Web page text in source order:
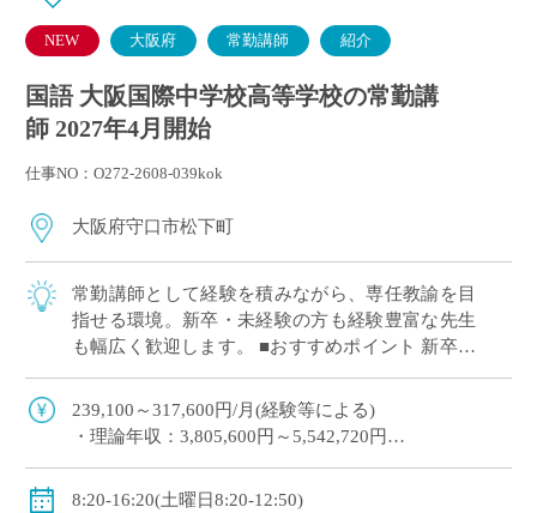
NEW 大阪府 常勤講師 紹介
国語 大阪国際中学校高等学校の常勤講
師 2027年4月開始
仕事NO：O272-2608-039kok
大阪府守口市松下町
常勤講師として経験を積みながら、専任教諭を目
指せる環境。新卒・未経験の方も経験豊富な先生
も幅広く歓迎します。 ■おすすめポイント 新卒・
安に専任教諭への登用チャンスあり 京 […]
239,100～317,600円/月(経験等による)
・理論年収：3,805,600円～5,542,720円
◇手当：各種有(例：担任手当30,800～34,200円/月)
8:20-16:20(土曜日8:20-12:50)